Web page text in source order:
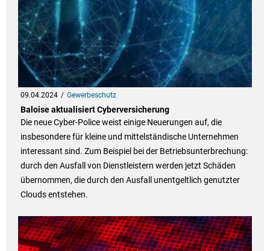
09.04.2024 Gewerbeschutz
Baloise aktualisiert Cyberversicherung
Die neue Cyber-Police weist einige Neuerungen auf, die
insbesondere für kleine und mittelständische Unternehmen
interessant sind. Zum Beispiel bei der Betriebsunterbrechung:
durch den Ausfall von Dienstleistern werden jetzt Schäden
übernommen, die durch den Ausfall unentgeltlich genutzter
Clouds entstehen.